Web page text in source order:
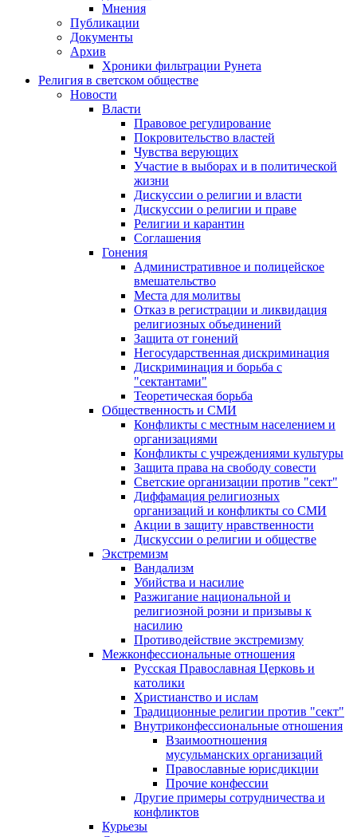
Мнения
Публикации
Документы
Архив
Хроники фильтрации Рунета
Религия в светском обществе
Новости
Власти
Правовое регулирование
Покровительство властей
Чувства верующих
Участие в выборах и в политической
жизни
Дискуссии о религии и власти
Дискуссии о религии и праве
Религии и карантин
Соглашения
Гонения
Административное и полицейское
вмешательство
Места для молитвы
Отказ в регистрации и ликвидация
религиозных объединений
Защита от гонений
Негосударственная дискриминация
Дискриминация и борьба с
"сектантами"
Теоретическая борьба
Общественность и СМИ
Конфликты с местным населением и
организациями
Конфликты с учреждениями культуры
Защита права на свободу совести
Светские организации против "сект"
Диффамация религиозных
организаций и конфликты со СМИ
Акции в защиту нравственности
Дискуссии о религии и обществе
Экстремизм
Вандализм
Убийства и насилие
Разжигание национальной и
религиозной розни и призывы к
насилию
Противодействие экстремизму
Межконфессиональные отношения
Русская Православная Церковь и
католики
Христианство и ислам
Традиционные религии против "сект"
Внутриконфессиональные отношения
Взаимоотношения
мусульманских организаций
Православные юрисдикции
Прочие конфессии
Другие примеры сотрудничества и
конфликтов
Курьезы